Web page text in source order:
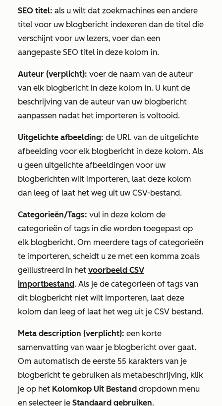
SEO titel: als u wilt dat zoekmachines een andere
titel voor uw blogbericht indexeren dan de titel die
verschijnt voor uw lezers, voer dan een
aangepaste SEO titel in deze kolom in.
Auteur (verplicht): voer de naam van de auteur
van elk blogbericht in deze kolom in. U kunt de
beschrijving van de auteur van uw blogbericht
aanpassen nadat het importeren is voltooid.
Uitgelichte afbeelding: de URL van de uitgelichte
afbeelding voor elk blogbericht in deze kolom. Als
u geen uitgelichte afbeeldingen voor uw
blogberichten wilt importeren, laat deze kolom
dan leeg of laat het weg uit uw CSV-bestand.
Categorieën/Tags: vul in deze kolom de
categorieën of tags in die worden toegepast op
elk blogbericht. Om meerdere tags of categorieën
te importeren, scheidt u ze met een komma zoals
geïllustreerd in het voorbeeld CSV
importbestand. Als je de categorieën of tags van
dit blogbericht niet wilt importeren, laat deze
kolom dan leeg of laat het weg uit je CSV bestand.
Meta description (verplicht): een korte
samenvatting van waar je blogbericht over gaat.
Om automatisch de eerste 55 karakters van je
blogbericht te gebruiken als metabeschrijving, klik
je op het Kolomkop Uit Bestand dropdown menu
en selecteer je Standaard gebruiken.